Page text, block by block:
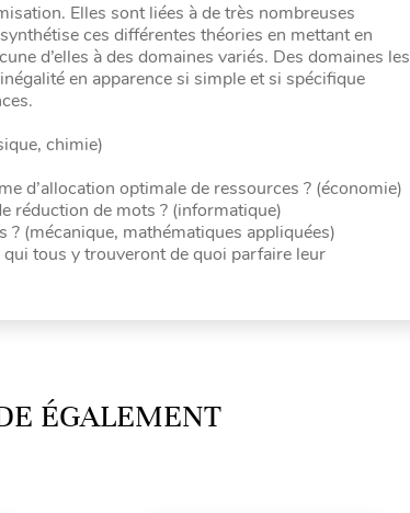
Elles sont liées à de très nombreuses
ces différentes théories en mettant en
d’elles à des domaines variés. Des domaines les
en apparence si simple et si spécifique
chimie)
d’allocation optimale de ressources ? (économie)
réduction de mots ? (informatique)
(mécanique, mathématiques appliquées)
qui tous y trouveront de quoi parfaire leur
ÉGALEMENT